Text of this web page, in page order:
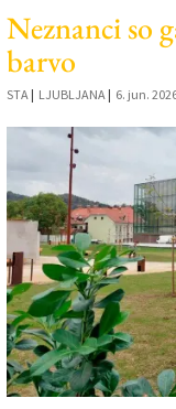
Vreme
V Kioskih
Uredništvo
Oglasi
Založnik
Zadruga PD
Naročnine
Neznanci so
barvo
STA | LJUBLJANA | 6. jun.